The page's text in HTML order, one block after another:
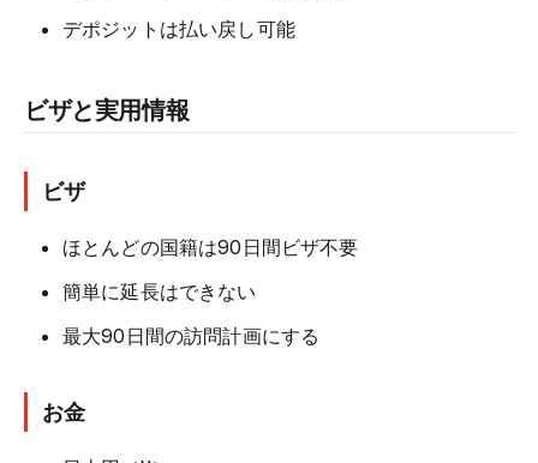
デポジットは払い戻し可能
ビザと実用情報
ビザ
ほとんどの国籍は90日間ビザ不要
簡単に延長はできない
最大90日間の訪問計画にする
お金